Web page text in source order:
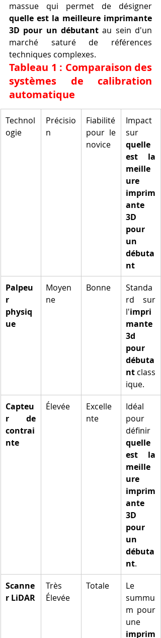
quelle est la meilleure imprimante
3D pour un débutant au sein d'un
marché saturé de références
techniques complexes.
Tableau 1 : Comparaison des
systèmes de calibration
automatique
Technol
ogie
Précisio
n
Fiabilité
pour le
novice
Impact
quelle
est la
meille
ure
imprim
ante
3D
pour
un
débuta
nt
Palpeu
r
physiq
ue
Moyen
ne
Bonne
Standa
rd sur
l'impri
mante
3d
pour
débuta
nt class
ique.
Capteu
r de
contrai
nte
Élevée
Excelle
nte
Idéal
pour
quelle
est la
meille
ure
imprim
ante
3D
pour
un
débuta
nt.
Scanne
r LiDAR
Très
Élevée
Totale
Le
summu
m pour
imprim